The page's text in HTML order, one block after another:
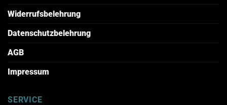
Widerrufsbelehrung
Datenschutzbelehrung
AGB
Impressum
SERVICE